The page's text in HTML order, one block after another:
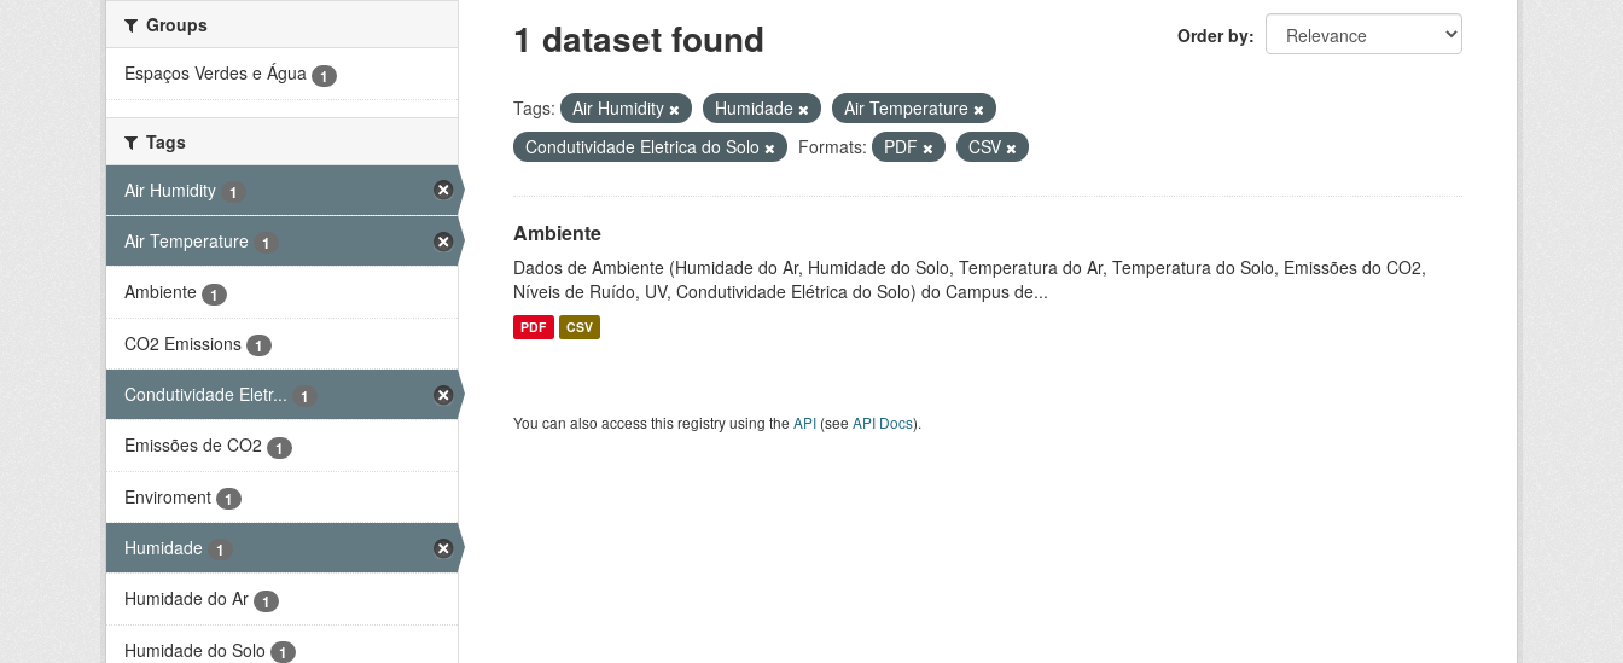
Groups
Espaços Verdes e Água
1
Tags
Air Humidity
1
Air Temperature 1
Ambiente 1
CO2 Emissions 1
Condutividade Eletr... 1
Emissões de CO2 1
Enviroment 1
Humidade 1
Humidade do Ar 1
Humidade do Solo 1
Order by
1 dataset found
Tags: Air Humidity Humidade
Air Temperature
Condutividade Eletrica do Solo
Formats: PDF CSV
Ambiente
Dados de Ambiente (Humidade do Ar, Humidade do Solo, Temperatura do Ar, Temperatura do Solo, Emissões do CO2,
Níveis de Ruído, UV, Condutividade Elétrica do Solo) do Campus de...
PDF CSV
You can also access this registry using the API (see API Docs).